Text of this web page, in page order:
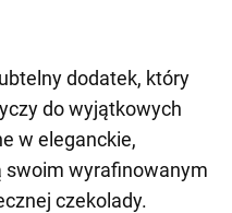
dodatek, który
do wyjątkowych
w eleganckie,
swoim wyrafinowanym
czekolady.